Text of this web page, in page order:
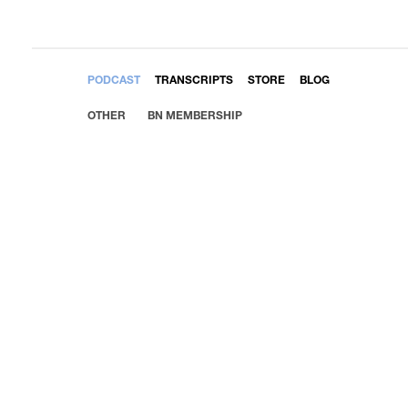
PODCAST TRANSCRIPTS STORE BLOG
OTHER BN MEMBERSHIP